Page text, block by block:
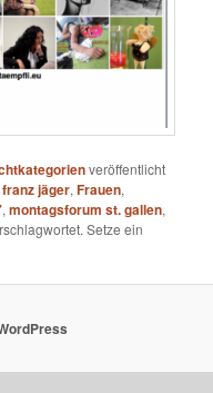
veröffentlicht
franz jäger,Frauen,
,montagsforum st. gallen,
Setze ein